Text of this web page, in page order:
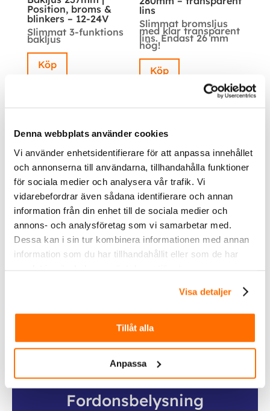
Denna webbplats använder cookies
Vi använder enhetsidentifierare för att anpassa innehållet
och annonserna till användarna, tillhandahålla funktioner
för sociala medier och analysera vår trafik. Vi
vidarebefordrar även sådana identifierare och annan
information från din enhet till de sociala medier och
annons- och analysföretag som vi samarbetar med.
Dessa kan i sin tur kombinera informationen med annan
information som du har tillhandahållit eller som de har
Visa detaljer
Tillåt alla
Anpassa
Position, broms &
blinkers – 12-24V
Slimmat 3-funktions
bakljus
Köp
lins
Slimmat bromsljus
med klar transparent
lins. Endast 26 mm
hög!
Köp
Fordonsbelysning
Inom &
utomhusbelysning
Köp